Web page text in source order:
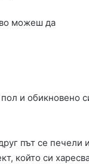
можеш да
и обикновено
път се печели
който си